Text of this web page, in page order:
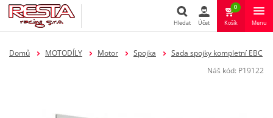
Hledat
Hledat Účet
0
Košík Menu
Domů MOTODÍLY Motor Spojka
Sada spojky kompletní EBC
Náš kód: P19122